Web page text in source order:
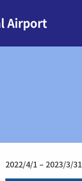
Airport
2022/4/1 – 2023/3/31